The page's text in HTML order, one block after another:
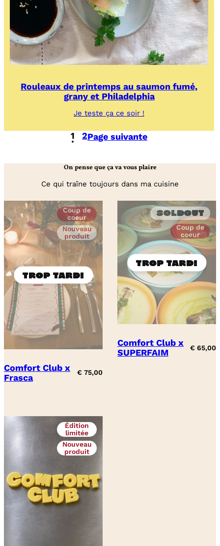
Rouleaux de printemps au saumon fumé,
grany et Philadelphia
Je teste ça ce soir !
de
printemps
fumé,
et
1 2Page suivante
On pense que ça va vous plaire
Ce qui traîne toujours dans ma cuisine
Coup de
coeur
Nouveau
produit
Comfort Club x
Frasca
€ 75,00
Soldout
Coup de
coeur
Comfort Club x
SUPERFAIM
€ 65,00
Édition
limitée
Nouveau
produit